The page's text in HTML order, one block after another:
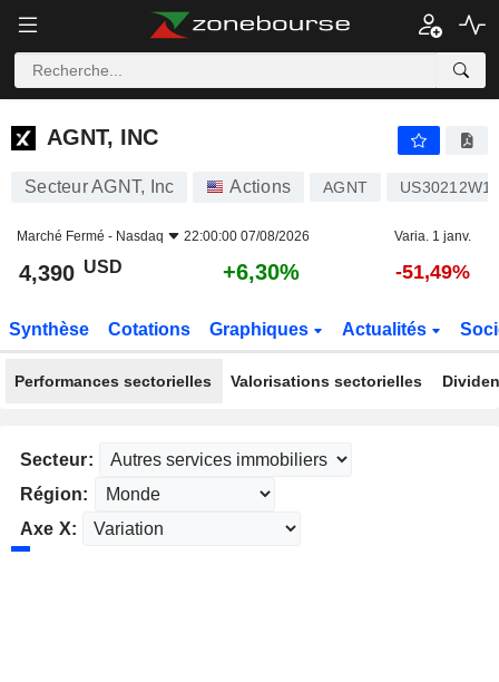
AGNT, INC
AGNT, INC
Secteur AGNT, Inc Actions AGNT
Marché Fermé - Nasdaq 22:00:00 07/08/2026 Varia. 1 janv.
4,390 USD +6,30% -51,49%
Synthèse Cotations Graphiques Actualités
Performances sectorielles Valorisations sectorielles
Secteur:
Région:
Axe X: